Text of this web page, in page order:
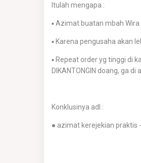
Itulah mengapa :
▪️︎ Azimat buatan mbah
▪️︎ Karena pengusaha akan
▪️︎ Repeat order yg tinggi di
DIKANTONGIN doang, ga
Konklusinya adl :
● azimat kerejekian praktis